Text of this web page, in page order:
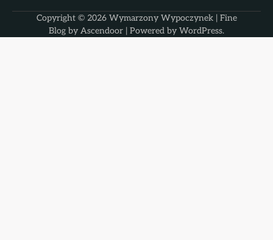
Copyright © 2026 Wymarzony Wypoczynek| Fine
Blog by Ascendoor | Powered by WordPress.